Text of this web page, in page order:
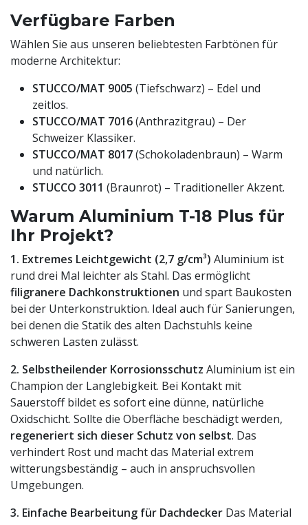
Verfügbare Farben
Wählen Sie aus unseren beliebtesten Farbtönen für
moderne Architektur:
STUCCO/MAT 9005 (Tiefschwarz) – Edel und
zeitlos.
STUCCO/MAT 7016(Anthrazitgrau) – Der
Schweizer Klassiker.
STUCCO/MAT 8017(Schokoladenbraun) – Warm
und natürlich.
STUCCO 3011 (Braunrot) – Traditioneller Akzent.
Warum Aluminium T-18 Plus für
Ihr Projekt?
1. Extremes Leichtgewicht (2,7 g/cm³) Aluminium ist
rund drei Mal leichter als Stahl. Das ermöglicht
filigranere Dachkonstruktionen und spart Baukosten
bei der Unterkonstruktion. Ideal auch für Sanierungen,
bei denen die Statik des alten Dachstuhls keine
schweren Lasten zulässt.
2. Selbstheilender Korrosionsschutz Aluminium ist ein
Champion der Langlebigkeit. Bei Kontakt mit
Sauerstoff bildet es sofort eine dünne, natürliche
Oxidschicht. Sollte die Oberfläche beschädigt werden,
regeneriert sich dieser Schutz von selbst. Das
verhindert Rost und macht das Material extrem
witterungsbeständig – auch in anspruchsvollen
Umgebungen.
3. Einfache Bearbeitung für Dachdecker Das Material